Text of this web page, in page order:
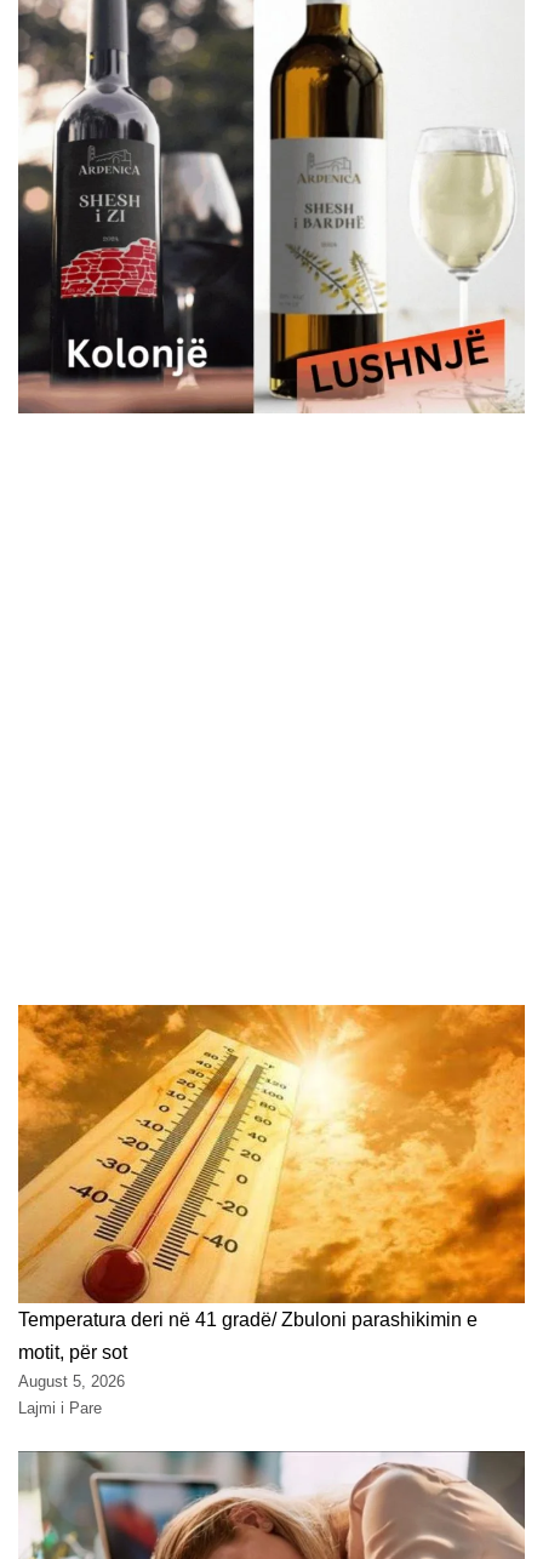
Temperatura deri në 41 gradë/ Zbuloni parashikimin e
motit, për sot
August 5, 2026
Lajmi i Pare